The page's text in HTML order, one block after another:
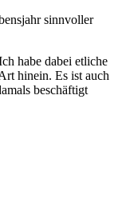
sinnvoller
habe dabei etliche
hinein. Es ist auch
beschäftigt